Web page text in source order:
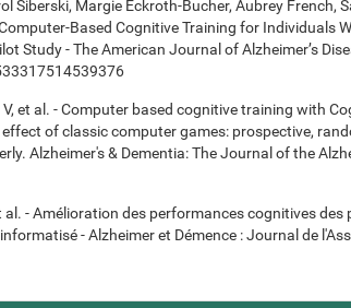
Siberski, Margie Eckroth-Bucher, Aubrey French,
Based Cognitive Training for Individuals
Study - The American Journal of Alzheimer’s
et al. - Computer based cognitive training with
of classic computer games: prospective,
Alzheimer's & Dementia: The Journal of the
al. - Amélioration des performances cognitives des
- Alzheimer et Démence : Journal de